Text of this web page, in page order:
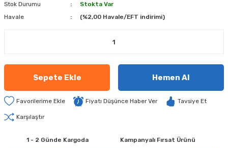
Stok Durumu
Stokta Var
Havale
(%2,00 Havale/EFT indirimi)
Sepete Ekle Hemen Al
Fiyatı Düşünce Haber Ver Tavsiye Et
Karşılaştır
1 - 2 Günde Kargoda Kampanyalı Fırsat Ürünü